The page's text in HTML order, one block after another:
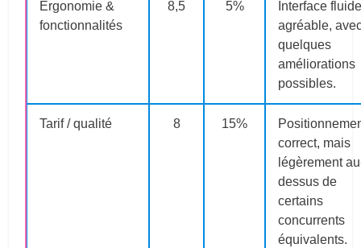
Ergonomie &
fonctionnalités
8,5 5%
Interface
agréable,
quelques
améliorations
possibles.
Tarif / qualité 8 15%
correct, mais
légèrement
dessus de
certains
concurrents
équivalents.